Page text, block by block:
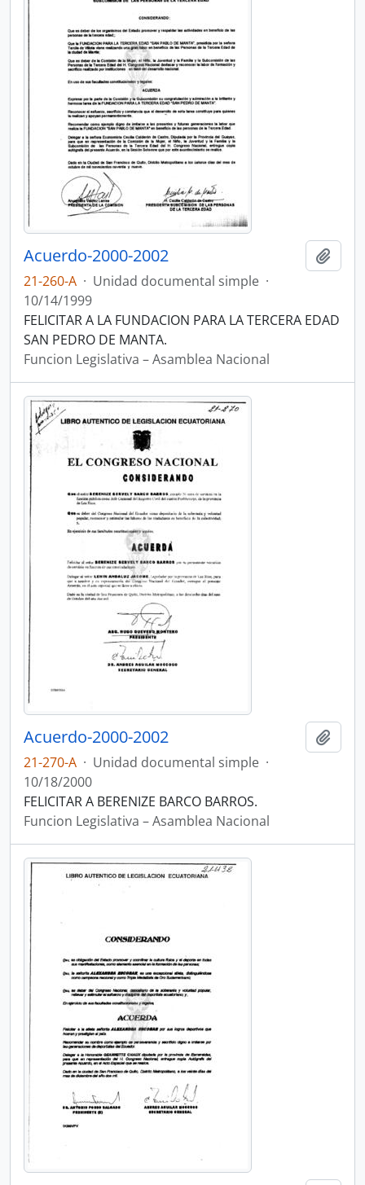
Acuerdo-2000-2002
21-260-A · Unidad documental simple ·
10/14/1999
FELICITAR A LA FUNDACION PARA LA TERCERA EDAD
SAN PEDRO DE MANTA.
Funcion Legislativa – Asamblea Nacional
Acuerdo-2000-2002
21-270-A · Unidad documental simple ·
10/18/2000
FELICITAR A BERENIZE BARCO BARROS.
Funcion Legislativa – Asamblea Nacional